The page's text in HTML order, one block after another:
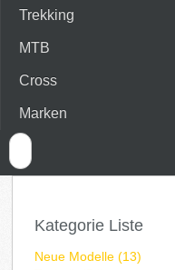
Trekking
MTB
Cross
Marken
Kategorie Liste
Neue Modelle (13)